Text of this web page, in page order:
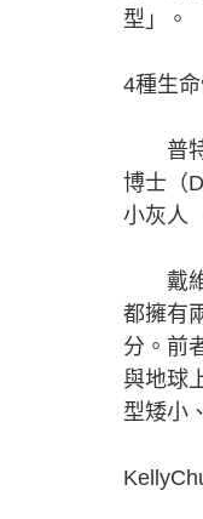
型」。
4種生
普特
博士（
小灰人
戴維
都擁有
分。前
與地球
型矮小